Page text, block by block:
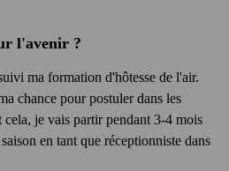
l'avenir ?
ma formation d'hôtesse de l'air.
chance pour postuler dans les
cela, je vais partir pendant 3-4 mois
en tant que réceptionniste dans